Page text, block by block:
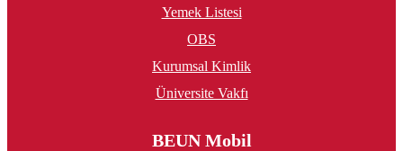
Yemek Listesi
OBS
Kurumsal Kimlik
Üniversite Vakfı
BEUN Mobil